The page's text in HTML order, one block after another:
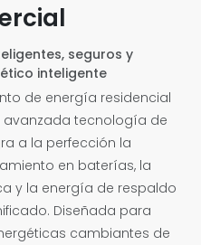
seguros y
inteligente
de energía residencial
avanzada tecnología de
a la perfección la
en baterías, la
y la energía de respaldo
Diseñada para
cambiantes de